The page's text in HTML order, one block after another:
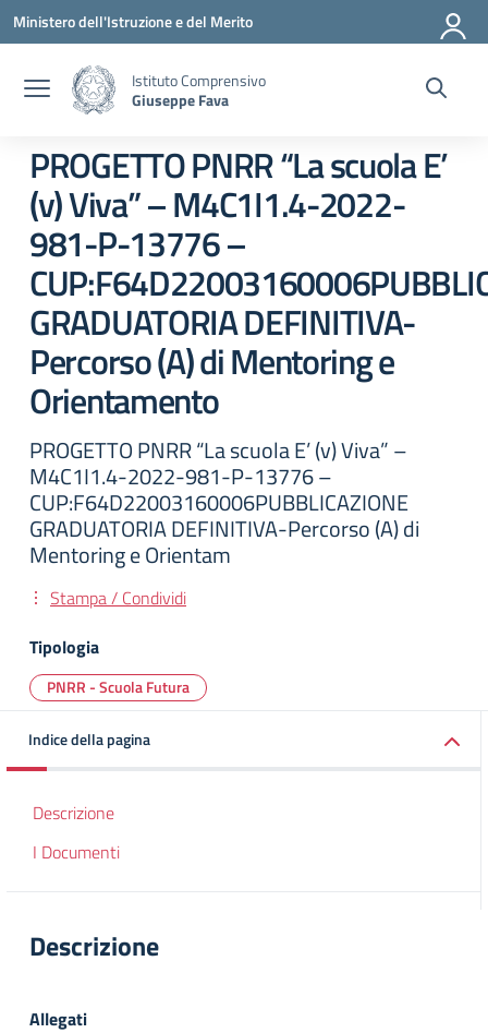
Vai ai contenuti
Vai al menu di navigazione
Vai al footer
Ministero dell'Istruzione e del Merito
Istituto Comprensivo
Giuseppe Fava
PROGETTO PNRR “La scuola E’
(v) Viva” – M4C1I1.4-2022-
981-P-13776 –
GRADUATORIA DEFINITIVA-
Percorso (A) di Mentoring e
Orientamento
PROGETTO PNRR “La scuola E’ (v) Viva” –
M4C1I1.4-2022-981-P-13776 –
CUP:F64D22003160006PUBBLICAZIONE
GRADUATORIA DEFINITIVA-Percorso (A) di
Mentoring e Orientam
Stampa / Condividi
Tipologia
PNRR - Scuola Futura
Indice della pagina
Descrizione
I Documenti
Descrizione
Allegati